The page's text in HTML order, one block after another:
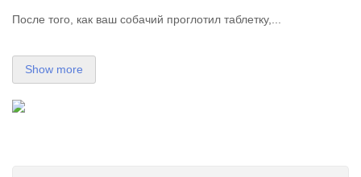
После того, как ваш собачий проглотил таблетку,...
Show more